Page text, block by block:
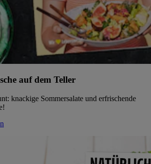
auf dem Teller
knackige Sommersalate und erfrischende